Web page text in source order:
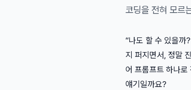
코딩을 전혀 모르
“나도 할 수 있을까
지 퍼지면서, 정말
어 프롬프트 하나
얘기일까요?